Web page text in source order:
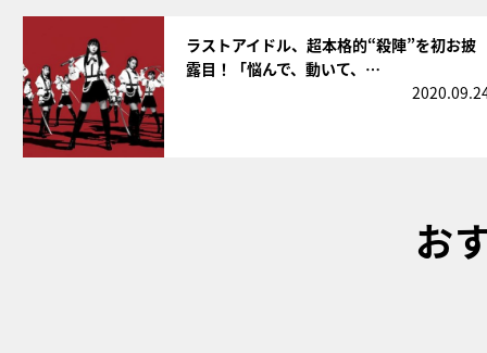
ラストアイドル、超本格的“殺陣”を初お披
露目！「悩んで、動いて、…
お